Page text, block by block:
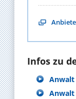
Infos zu
Anwalt